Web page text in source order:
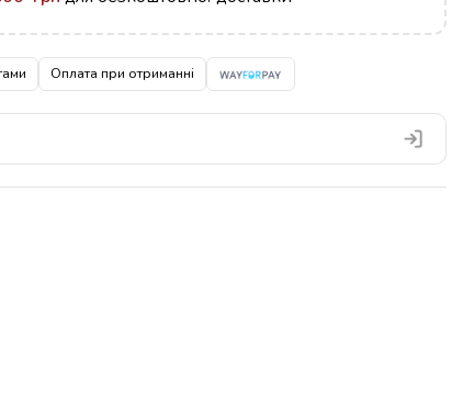
Оплата при отриманні